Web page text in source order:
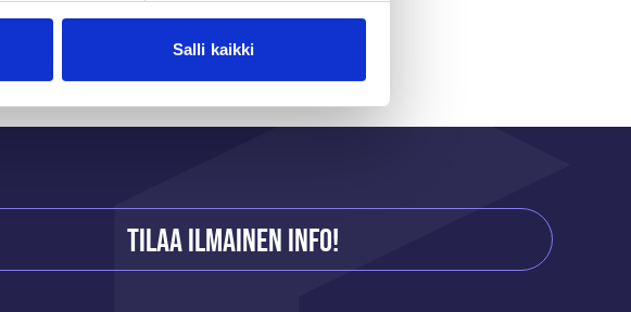
Salli kaikki
Tilaa ilmainen info!